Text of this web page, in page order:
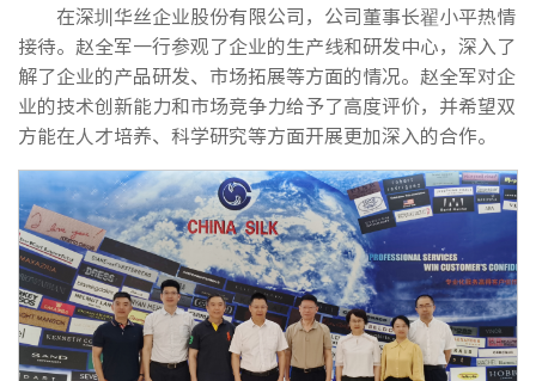
在深圳华丝企业股份有限公司，公司董事长翟小平热情
接待。赵全军一行参观了企业的生产线和研发中心，深入了
解了企业的产品研发、市场拓展等方面的情况。赵全军对企
业的技术创新能力和市场竞争力给予了高度评价，并希望双
方能在人才培养、科学研究等方面开展更加深入的合作。